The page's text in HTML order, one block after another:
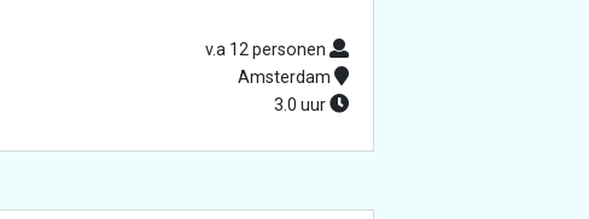
v.a 12 personen
Amsterdam
3.0 uur